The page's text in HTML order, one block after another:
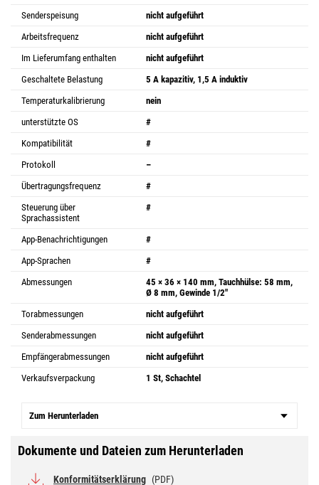
Senderspeisung
nicht aufgeführt
Arbeitsfrequenz
nicht aufgeführt
Im Lieferumfang enthalten
nicht aufgeführt
Geschaltete Belastung
5 A kapazitiv, 1,5 A induktiv
Temperaturkalibrierung
nein
unterstützte OS
#
Kompatibilität
#
Protokoll
–
Übertragungsfrequenz
#
Steuerung über
Sprachassistent
#
App-Benachrichtigungen
#
App-Sprachen
#
Abmessungen
45 × 36 × 140 mm, Tauchhülse: 58 mm,
Ø 8 mm, Gewinde 1/2"
Torabmessungen
nicht aufgeführt
Senderabmessungen
nicht aufgeführt
Empfängerabmessungen
nicht aufgeführt
Verkaufsverpackung
1 St, Schachtel
Zum Herunterladen
Dokumente und Dateien zum Herunterladen
Konformitätserklärung (PDF)